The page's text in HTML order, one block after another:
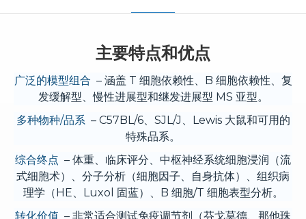
主要特点和优点
广泛的模型组合 – 涵盖 T 细胞依赖性、B 细胞依赖性、复
发缓解型、慢性进展型和继发进展型 MS 亚型。
多种物种/品系– C57BL/6、SJL/J、Lewis 大鼠和可用的
特殊品系。
综合终点 – 体重、临床评分、中枢神经系统细胞浸润（流
式细胞术）、分子分析（细胞因子、自身抗体）、组织病
理学（HE、Luxol 固蓝）、B 细胞/T 细胞表型分析。
转化价值 – 非常适合测试免疫调节剂（芬戈莫德、那他珠